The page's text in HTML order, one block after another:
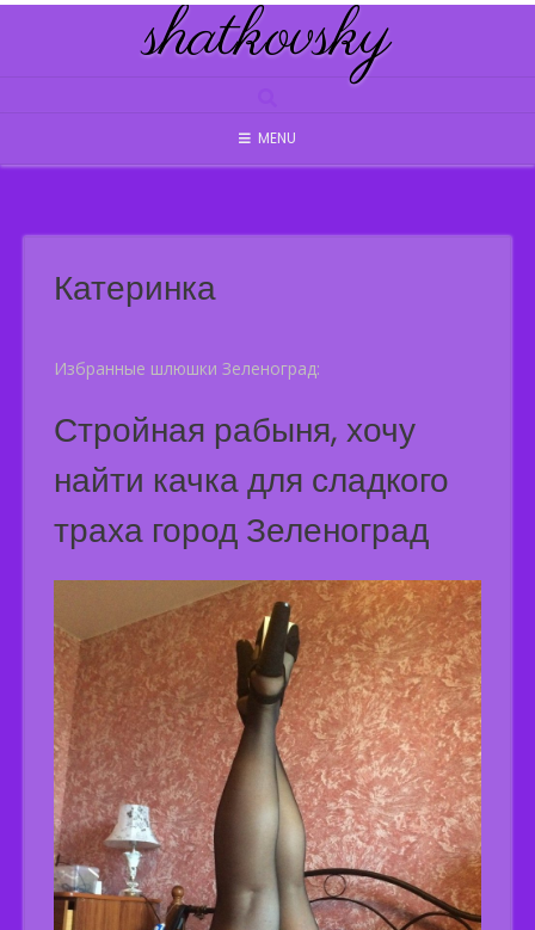
Skip
shatkovsky
MENU
Катеринка
Избранные шлюшки Зеленоград:
Стройная рабыня, хочу
найти качка для сладкого
траха город Зеленоград